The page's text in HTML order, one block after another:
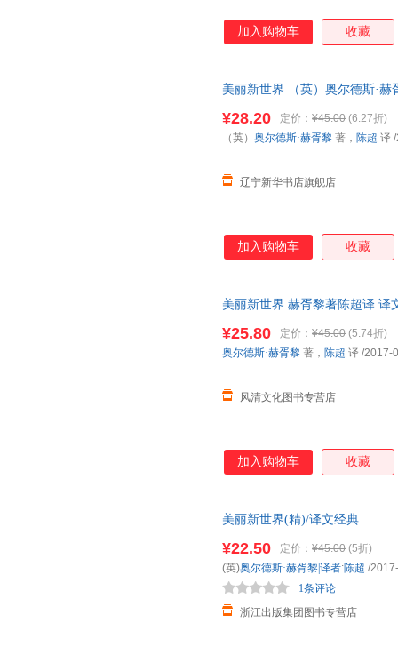
加入购物车 收藏
美丽新世界 （英）奥尔德斯·
¥28.20 定价： ¥45.00 (6.27折)
辽宁新华书店旗舰店
（英） 奥尔德斯·赫胥黎 著， 陈超 译
加入购物车 收藏
美丽新世界 赫胥黎著陈超译 译
无忧！
¥25.80 定价： ¥45.00 (5.74折)
风清文化图书专营店
奥尔德斯·赫胥黎 著， 陈超 译 /2017-
加入购物车 收藏
美丽新世界(精)/译文经典
¥22.50 定价： ¥45.00 (5折)
浙江出版集团图书专营店
1条评论
(英)奥尔德斯·赫胥黎|译者:陈超 /